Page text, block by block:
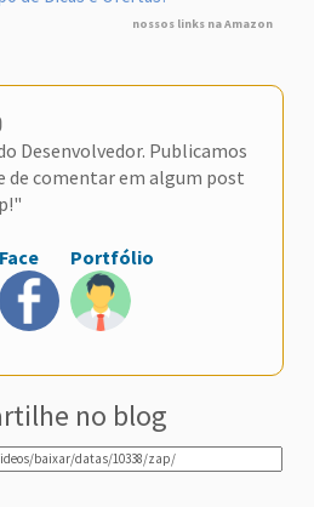
nossos links na Amazon
Desenvolvedor. Publicamos
de comentar em algum post
Face Portfólio
no blog